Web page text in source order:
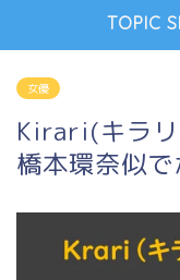
TOPIC
女優
Kirari(キラ
橋本環奈似